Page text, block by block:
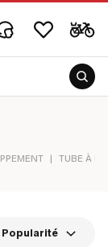
| TUBE À
Popularité